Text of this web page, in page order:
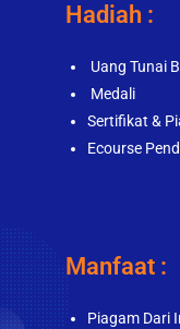
Hadiah :
Uang Tunai
Medali
Sertifikat &
Ecourse
Manfaat :
Piagam Dari